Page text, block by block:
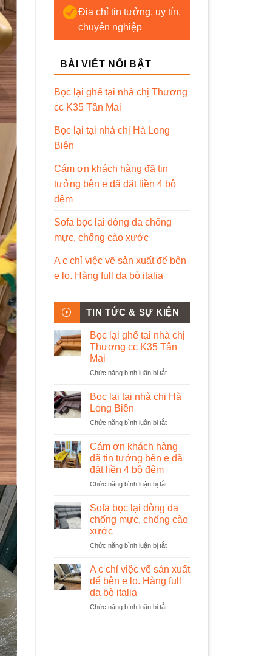
Địa chỉ tin tưởng, uy tín,
chuyên nghiệp
BÀI VIẾT NỔI BẬT
Bọc lại ghế tại nhà chị Thương
cc K35 Tân Mai
Bọc lại tại nhà chị Hà Long
Biên
Cám ơn khách hàng đã tin
tưởng bên e đã đặt liền 4 bộ
đệm
Sofa bọc lại dòng da chống
mực, chống cào xước
A c chỉ việc vẽ sản xuất để bên
e lo. Hàng full da bò italia
TIN TỨC & SỰ KIỆN
Bọc lại ghế tại nhà chị
Thương cc K35 Tân
Mai
Chức năng bình luận bị tắtở
lại
nhà
Thương
cc
Mai
Bọc lại tại nhà chị Hà
Long Biên
Chức năng bình luận bị tắtở
nhà
Hà
Biên
Cám ơn khách hàng
đã tin tưởng bên e đã
đặt liền 4 bộ đệm
Chức năng bình luận bị tắtở
ơn
khách
hàng
tin
bên
e
đã
liền
Sofa bọc lại dòng da
chống mực, chống cào
xước
Chức năng bình luận bị tắtở
lại
dòng
chống
A c chỉ việc vẽ sản xuất
để bên e lo. Hàng full
da bò italia
Chức năng bình luận bị tắtở